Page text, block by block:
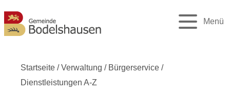
Menü
Startseite /Verwaltung / Bürgerservice /
Dienstleistungen A-Z